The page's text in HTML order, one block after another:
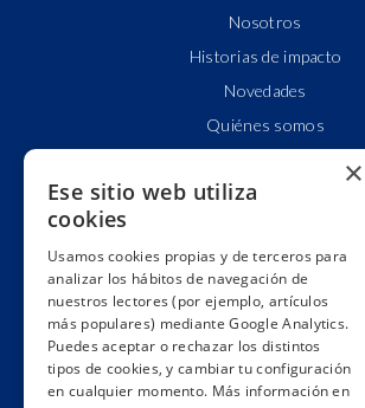
Nosotros
Historias de impacto
Novedades
Quiénes somos
Alianzas y redes
Impacto
Premios
Formación
Código ético
Re-publica
×
Ese sitio web utiliza
cookies
Usamos cookies propias y de terceros para
analizar los hábitos de navegación de
nuestros lectores (por ejemplo, artículos
más populares) mediante Google Analytics.
Puedes aceptar o rechazar los distintos
tipos de cookies, y cambiar tu configuración
en cualquier momento. Más información en